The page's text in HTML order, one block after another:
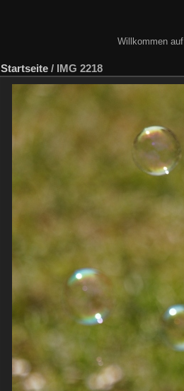
Willkommen
Startseite / IMG 2218